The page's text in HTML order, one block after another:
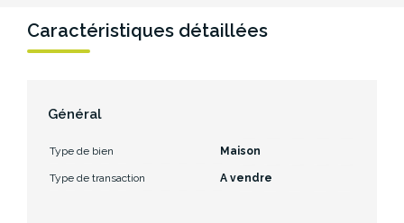
Caractéristiques détaillées
Général
Type de bien Maison
Type de transaction A vendre